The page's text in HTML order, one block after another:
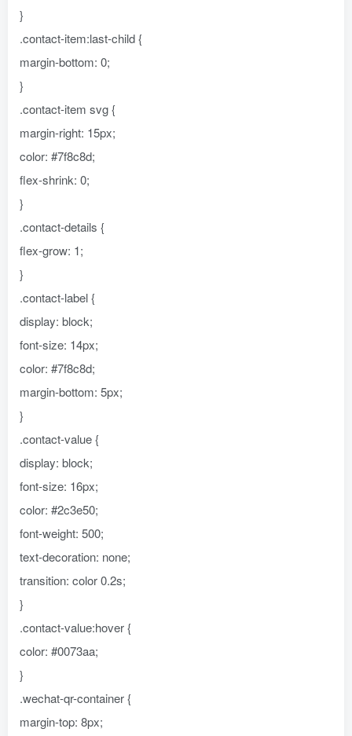
}
.contact-item:last-child {
margin-bottom: 0;
}
.contact-item svg {
margin-right: 15px;
color: #7f8c8d;
flex-shrink: 0;
}
.contact-details {
flex-grow: 1;
}
.contact-label {
display: block;
font-size: 14px;
color: #7f8c8d;
margin-bottom: 5px;
}
.contact-value {
display: block;
font-size: 16px;
color: #2c3e50;
font-weight: 500;
text-decoration: none;
transition: color 0.2s;
}
.contact-value:hover {
color: #0073aa;
}
.wechat-qr-container {
margin-top: 8px;